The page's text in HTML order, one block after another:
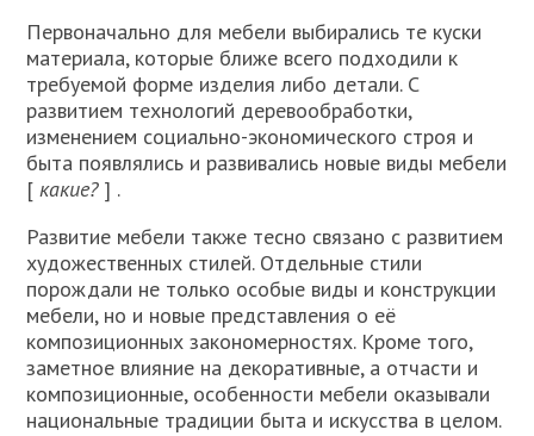
Первоначально для мебели выбирались те куски
материала, которые ближе всего подходили к
требуемой форме изделия либо детали. С
развитием технологий деревообработки,
изменением социально-экономического строя и
быта появлялись и развивались новые виды мебели
[ какие? ] .
Развитие мебели также тесно связано с развитием
художественных стилей. Отдельные стили
порождали не только особые виды и конструкции
мебели, но и новые представления о её
композиционных закономерностях. Кроме того,
заметное влияние на декоративные, а отчасти и
композиционные, особенности мебели оказывали
национальные традиции быта и искусства в целом.